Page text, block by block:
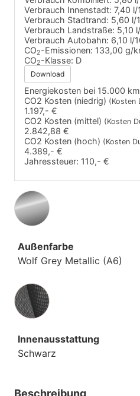
Verbrauch Innenstadt: 7,40 l/
Verbrauch Stadtrand: 5,60 l/
Verbrauch Landstraße: 5,10
Verbrauch Autobahn: 6,10 l/
CO2-Emissionen: 133,00 g/
CO2-Klasse: D
Download
Energiekosten bei 15.000
CO2 Kosten (niedrig) (Kosten
1.197,- €
CO2 Kosten (mittel) (Kosten
2.842,88 €
CO2 Kosten (hoch) (Kosten
4.389,- €
Jahressteuer: 110,- €
Außenfarbe
Wolf Grey Metallic (A6)
Innenausstattung
Innenausstattung
Schwarz
Beschreibung